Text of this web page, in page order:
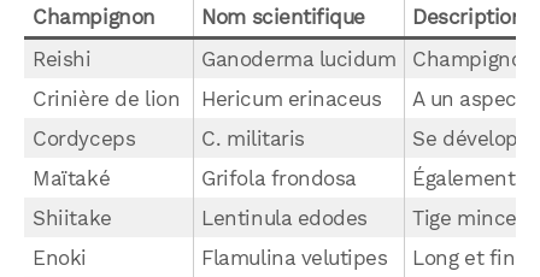
Champignon Nom scientifique
Description
Reishi
Ganoderma lucidum
Crinière de lion
Hericum erinaceus
A un aspect
Cordyceps
C. militaris
Se
Maïtaké
Grifola frondosa
Également
Shiitake
Lentinula edodes
Tige mince
Enoki
Flamulina velutipes
Long et fin